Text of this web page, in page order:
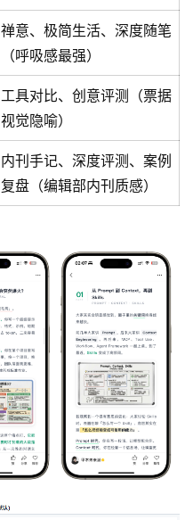
禅意、极简生活、深度随笔
（呼吸感最强）
工具对比、创意评测（票据
视觉隐喻）
内刊手记、深度评测、案例
复盘（编辑部内刊质感）